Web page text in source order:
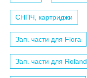
СНПЧ, картриджи
Зап. части для Flora
Зап. части для Roland